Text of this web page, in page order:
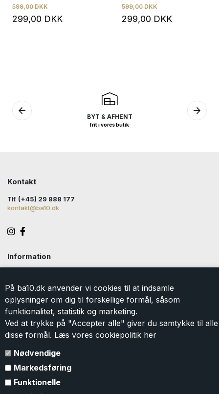
På ba10.dk anvender vi cookies til at indsamle
oplysninger om dig til forskellige formål, såsom
funktionalitet, statistik og marketing.
Ved at trykke på "Accepter alle" giver du samtykke til alle
disse formål. Læs vores cookiepolitik her
Nødvendige
Markedsføring
Funktionelle
599,00 DKK
299,00 DKK
599,00 DKK
299,00 DKK
BYT & AFHENT
frit i vores butik
Kontakt
Tlf. (+45) 29 888 177
kontakt@ba10.dk
Information
Levering
Returlabel
Persondatapolitik
Om BA10
Gavekort
Tilmeld dig vores nyhedsbrev